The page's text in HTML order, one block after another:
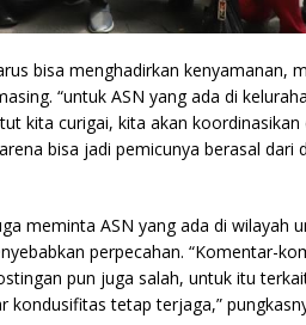
bisa menghadirkan kenyamanan,
“untuk ASN yang ada di
kita curigai, kita akan koordinasikan
bisa jadi pemicunya berasal dari
meminta ASN yang ada di wilayah
perpecahan. “Komentar-
pun juga salah, untuk itu
kondusifitas tetap terjaga,”